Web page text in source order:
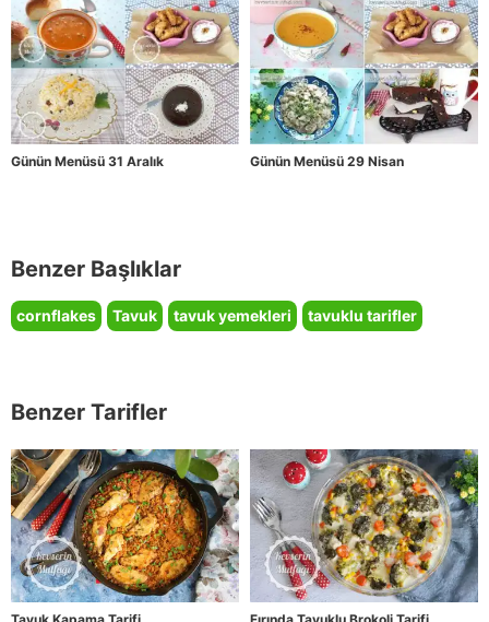
Günün Menüsü 31 Aralık Günün Menüsü 29 Nisan
Benzer Başlıklar
cornflakes Tavuk tavuk yemekleri tavuklu tarifler
Benzer Tarifler